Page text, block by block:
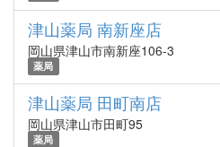
津山薬局 南新座店
岡山県津山市南新座106-3
薬局
津山薬局 田町南店
岡山県津山市田町95
薬局